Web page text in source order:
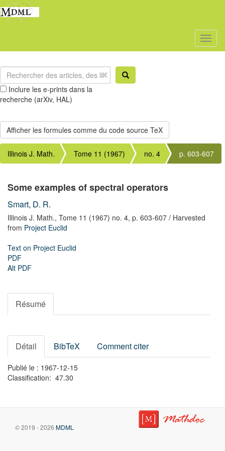
Inclure les e-prints dans la
recherche (arXiv, HAL)
Illinois J. Math. Tome 11 (1967) no. 4 p. 603-607
Some examples of spectral operators
Smart, D. R.
Illinois J. Math., Tome 11 (1967) no. 4, p. 603-607 / Harvested
from Project Euclid
Text on Project Euclid
PDF
Alt PDF
Résumé
Détail BibTeX Comment citer
Publié le : 1967-12-15
Classification: 47.30
© 2019 - 2026 MDML